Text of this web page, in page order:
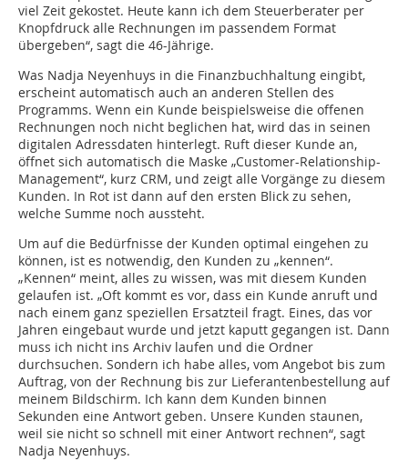
viel Zeit gekostet. Heute kann ich dem Steuerberater per
Knopfdruck alle Rechnungen im passendem Format
übergeben“, sagt die 46-Jährige.
Was Nadja Neyenhuys in die Finanzbuchhaltung eingibt,
erscheint automatisch auch an anderen Stellen des
Programms. Wenn ein Kunde beispielsweise die offenen
Rechnungen noch nicht beglichen hat, wird das in seinen
digitalen Adressdaten hinterlegt. Ruft dieser Kunde an,
öffnet sich automatisch die Maske „Customer-Relationship-
Management“, kurz CRM, und zeigt alle Vorgänge zu diesem
Kunden. In Rot ist dann auf den ersten Blick zu sehen,
welche Summe noch aussteht.
Um auf die Bedürfnisse der Kunden optimal eingehen zu
können, ist es notwendig, den Kunden zu „kennen“.
„Kennen“ meint, alles zu wissen, was mit diesem Kunden
gelaufen ist. „Oft kommt es vor, dass ein Kunde anruft und
nach einem ganz speziellen Ersatzteil fragt. Eines, das vor
Jahren eingebaut wurde und jetzt kaputt gegangen ist. Dann
muss ich nicht ins Archiv laufen und die Ordner
durchsuchen. Sondern ich habe alles, vom Angebot bis zum
Auftrag, von der Rechnung bis zur Lieferantenbestellung auf
meinem Bildschirm. Ich kann dem Kunden binnen
Sekunden eine Antwort geben. Unsere Kunden staunen,
weil sie nicht so schnell mit einer Antwort rechnen“, sagt
Nadja Neyenhuys.